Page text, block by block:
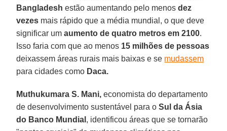
Bangladesh estão aumentando pelo menosdez
vezes mais rápido que a média mundial, o que deve
significar umaumento de quatro metros em 2100.
Isso faria com que ao menos 15 milhões de pessoas
deixassem áreas rurais mais baixas e se mudassem
para cidades como Daca.
Muthukumara S. Mani, economista do departamento
de desenvolvimento sustentável para o Sul da Ásia
do Banco Mundial , identificou áreas que se tornarão